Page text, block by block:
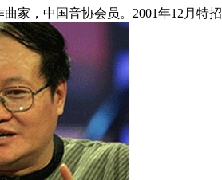
曲家，中国音协会员。2001年12月